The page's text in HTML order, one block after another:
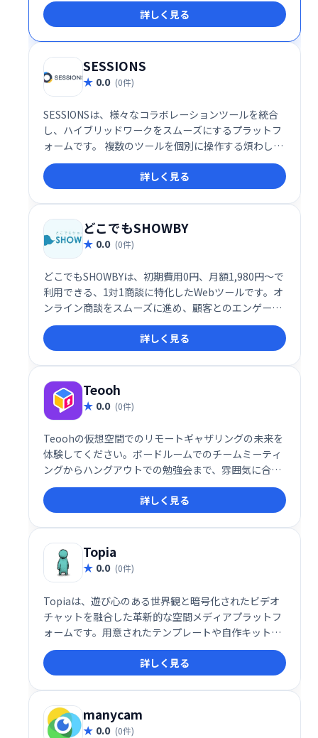
さい。
詳しく見る
SESSIONS
0.0 (0件)
SESSIONSは、様々なコラボレーションツールを統合
し、ハイブリッドワークをスムーズにするプラットフ
ォームです。 複数のツールを個別に操作する煩わしさ
を解消し、1つの場所で全てのコミュニケーションを
管理できます。 効率的な情報共有と円滑なチームワー
クを実現し、生産性の向上に貢献します。
詳しく見る
どこでもSHOWBY
0.0 (0件)
どこでもSHOWBYは、初期費用0円、月額1,980円～で
利用できる、1対1商談に特化したWebツールです。オ
ンライン商談をスムーズに進め、顧客とのエンゲージ
メントを高めます。手軽に導入でき、効率的な営業活
動を実現します。
詳しく見る
Teooh
0.0 (0件)
Teoohの仮想空間でのリモートギャザリングの未来を
体験してください。ボードルームでのチームミーティ
ングからハングアウトでの勉強会まで、雰囲気に合っ
た最適な部屋を選択してください。あなたが本当にお
互いの部屋にいるようにチャットしてください。
詳しく見る
Topia
0.0 (0件)
Topiaは、遊び心のある世界観と暗号化されたビデオ
チャットを融合した革新的な空間メディアプラットフ
ォームです。用意されたテンプレートや自作キット
で、自分だけの空間を簡単に構築可能。ディナー、ポ
ッドキャスト、コンサート、会議など、500以上のバ
ーチャル空間が利用可能です。あなただけの世界を創
造し、新たなコミュニケーション体験を創造しましょ
う。
詳しく見る
manycam
0.0 (0件)